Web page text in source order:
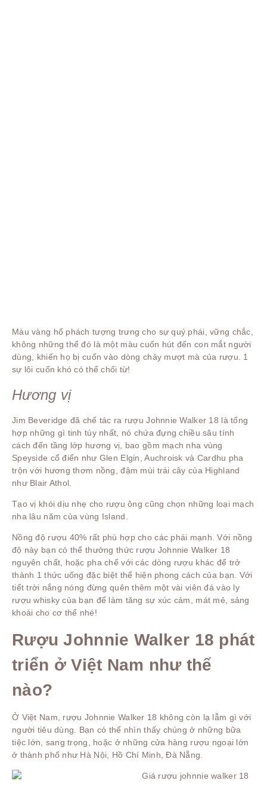
Màu vàng hổ phách tượng trưng cho sự quý phái, vững chắc,
không những thế đó là một màu cuốn hút đến con mắt người
dùng, khiến họ bị cuốn vào dòng chảy mượt mà của rượu. 1
sự lôi cuốn khó có thể chối từ!
Hương vị
Jim Beveridge đã chế tác ra rượu Johnnie Walker 18 là tổng
hợp những gì tinh túy nhất, nó chứa đựng chiều sâu tính
cách đến tầng lớp hương vị, bao gồm mạch nha vùng
Speyside cổ điển như Glen Elgin, Auchroisk và Cardhu pha
trộn với hương thơm nồng, đậm mùi trái cây của Highland
như Blair Athol.
Tạo vị khói dịu nhẹ cho rượu ông cũng chọn những loại mạch
nha lâu năm của vùng Island.
Nồng độ rượu 40% rất phù hợp cho các phái mạnh. Với nồng
độ này bạn có thể thưởng thức rượu Johnnie Walker 18
nguyên chất, hoặc pha chế với các dòng rượu khác để trở
thành 1 thức uống đặc biệt thể hiện phong cách của bạn. Với
tiết trời nắng nóng đừng quên thêm một vài viên đá vào ly
rượu whisky của bạn để làm tăng sự xúc cảm, mát mẻ, sảng
khoái cho cơ thể nhé!
Rượu Johnnie Walker 18 phát
triển ở Việt Nam như thế
nào?
Ở Việt Nam, rượu Johnnie Walker 18 không còn lạ lẫm gì với
người tiêu dùng. Bạn có thể nhìn thấy chúng ở những bữa
tiệc lớn, sang trọng, hoặc ở những cửa hàng rượu ngoại lớn
ở thành phố như Hà Nội, Hồ Chí Minh, Đà Nẵng.